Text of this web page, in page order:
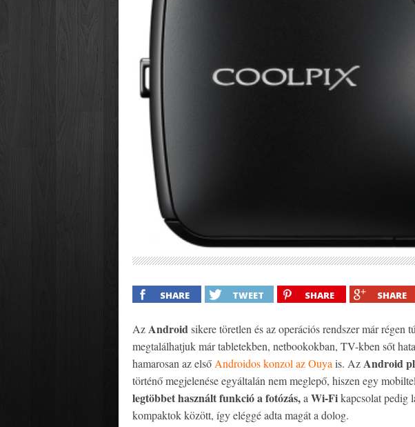
SHARE TWEET SHARE SHARE
AzAndroidsikere töretlen és az operációs rendszer már régen
megtalálhatjuk már tabletekben, netbookokban, TV-kben sőt
hamarosan az első Androidos konzol az Ouya is. AzAndroid
történő megjelenése egyáltalán nem meglepő, hiszen egy
legtöbbet használt funkció a fotózás,a Wi-Fikapcsolat pedig
kompaktok között, így eléggé adta magát a dolog.